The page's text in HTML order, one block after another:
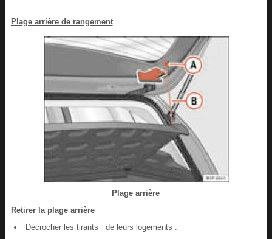
Plage arrière de rangement
Plage arrière
Retirer la plage arrière
Décrocher les tirants de leurs logements .